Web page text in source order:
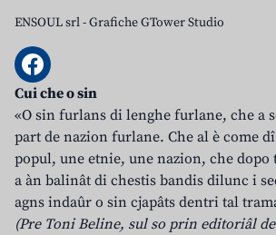
ENSOUL srl-Grafiche GTower Studio
Cui che o sin
«O sin furlans di lenghe furlane, che a
part de nazion furlane. Che al è come
popul, une etnie, une nazion, che dopo
a àn balinât di chestis bandis dilunc i
agns indaûr o sin cjapâts dentri tal
(Pre Toni Beline, sul so prin editoriâl